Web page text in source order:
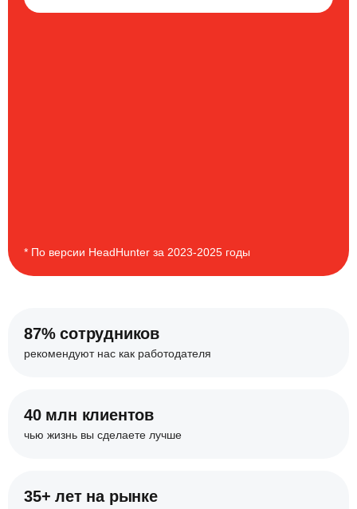
* По версии HeadHunter за 2023-2025 годы
87% сотрудников
рекомендуют нас как работодателя
40 млн клиентов
чью жизнь вы сделаете лучше
35+ лет на рынке